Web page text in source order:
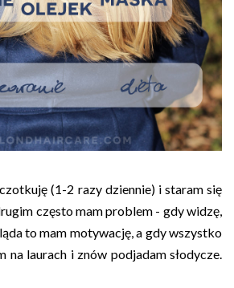
(1-2 razy dziennie) i staram się
często mam problem - gdy widzę,
to mam motywację, a gdy wszystko
na laurach i znów podjadam słodycze.